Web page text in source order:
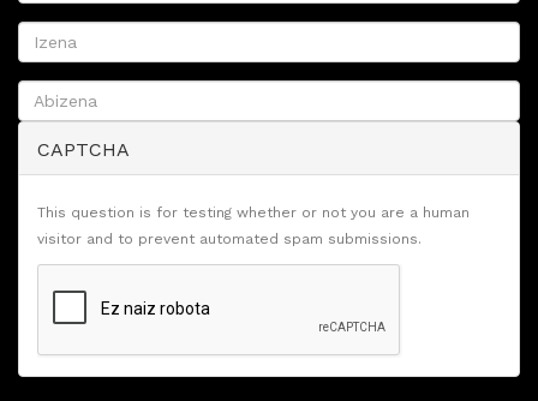
CAPTCHA
This question is for testing whether or not you are a human
visitor and to prevent automated spam submissions.